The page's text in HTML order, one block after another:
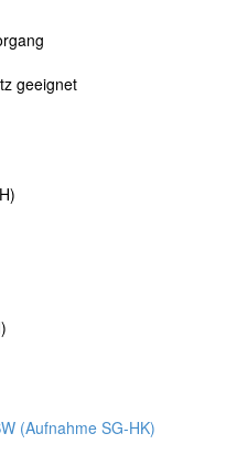
geeignet
(Aufnahme SG-HK)